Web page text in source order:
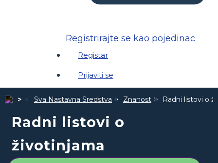
Registrirajte se kao pojedinac
Registar
Prijaviti se
Sva Nastavna Sredstva Znanost Radni listovi o
Radni listovi o
životinjama